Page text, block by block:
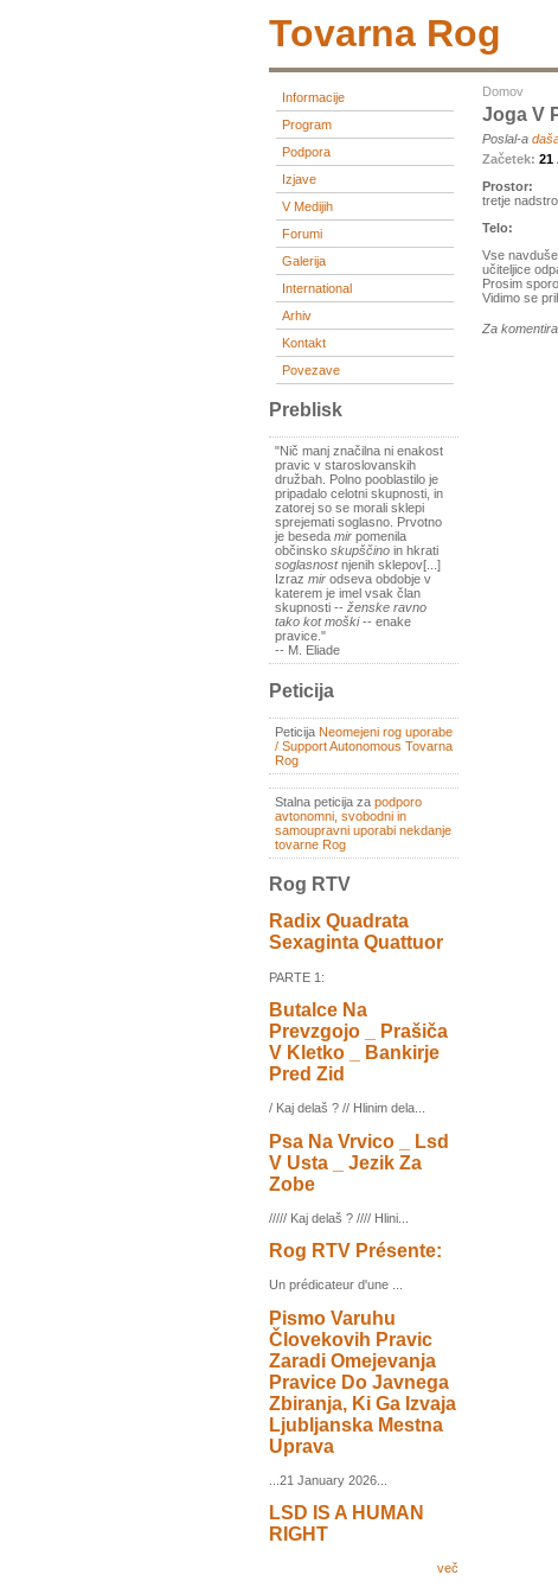
Tovarna Rog
Informacije
Program
Podpora
Izjave
V Medijih
Forumi
Galerija
International
Arhiv
Kontakt
Povezave
Preblisk
"Nič manj značilna ni enakost
pravic v staroslovanskih
družbah. Polno pooblastilo je
pripadalo celotni skupnosti, in
zatorej so se morali sklepi
sprejemati soglasno. Prvotno
je beseda mir pomenila
občinsko skupščino in hkrati
soglasnostnjenih sklepov[...]
Izraz mir odseva obdobje v
katerem je imel vsak član
skupnosti -- ženske ravno
tako kot moški-- enake
pravice."
-- M. Eliade
Peticija
Peticija Neomejeni rog uporabe
/ Support Autonomous Tovarna
Rog
Stalna peticija za podporo
avtonomni, svobodni in
samoupravni uporabi nekdanje
tovarne Rog
Rog RTV
Radix Quadrata
Sexaginta Quattuor
PARTE 1:
Butalce Na
Prevzgojo _ Prašiča
V Kletko _ Bankirje
Pred Zid
/ Kaj delaš ? // Hlinim dela...
Psa Na Vrvico _ Lsd
V Usta _ Jezik Za
Zobe
///// Kaj delaš ? //// Hlini...
Rog RTV Présente:
Un prédicateur d'une ...
Pismo Varuhu
Človekovih Pravic
Zaradi Omejevanja
Pravice Do Javnega
Zbiranja, Ki Ga Izvaja
Ljubljanska Mestna
Uprava
...21 January 2026...
LSD IS A HUMAN
RIGHT
več
Domov
Joga V
Poslal-a
Začetek: 21
Prostor:
tretje
Telo:
Vse
učiteljice
Prosim
Vidimo se
Za